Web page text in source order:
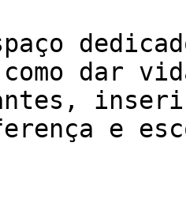
dar
e